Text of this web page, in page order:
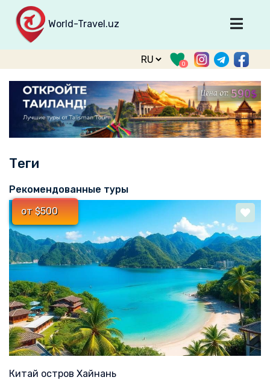
World-Travel.uz
Главная
Направления
Туры
Тур. фирмы
Табло прилета
Войти
Зарегистрироваться
support@world-travel.uz
0
Теги
Рекомендованные туры
от $500
Китай остров Хайнань